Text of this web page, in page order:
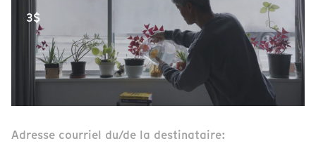
3$
Adresse courriel du/de la destinataire: